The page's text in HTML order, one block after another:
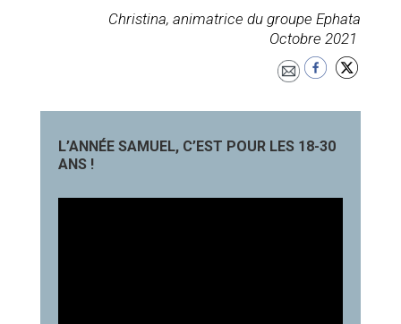
Christina, animatrice du groupe Ephata
Octobre 2021
L’ANNÉE SAMUEL, C’EST POUR LES 18-30
ANS !